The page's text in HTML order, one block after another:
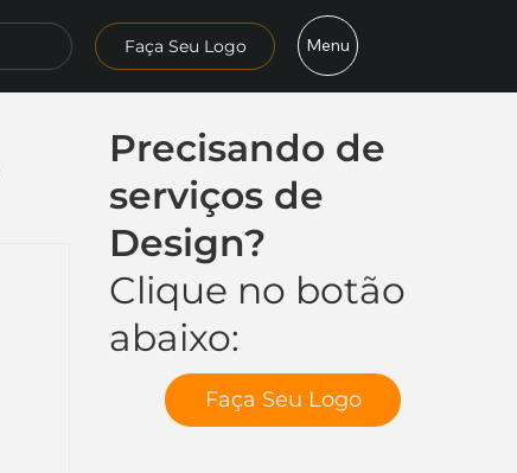
Faça Seu Logo Menu
Precisando de
serviços de
Design?
Clique no botão
abaixo:
Faça Seu Logo